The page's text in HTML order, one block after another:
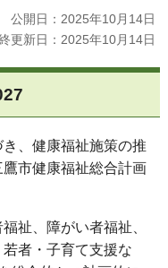
公開日：2025年10月14日
更新日：2025年10月14日
、健康福祉施策の推
市健康福祉総合計画
祉、障がい者福祉、
者・子育て支援な